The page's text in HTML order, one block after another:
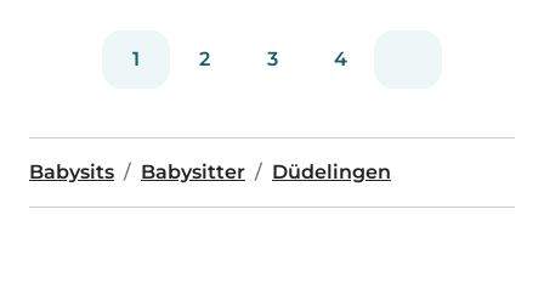
1 2 3 4
Babysits Babysitter Düdelingen